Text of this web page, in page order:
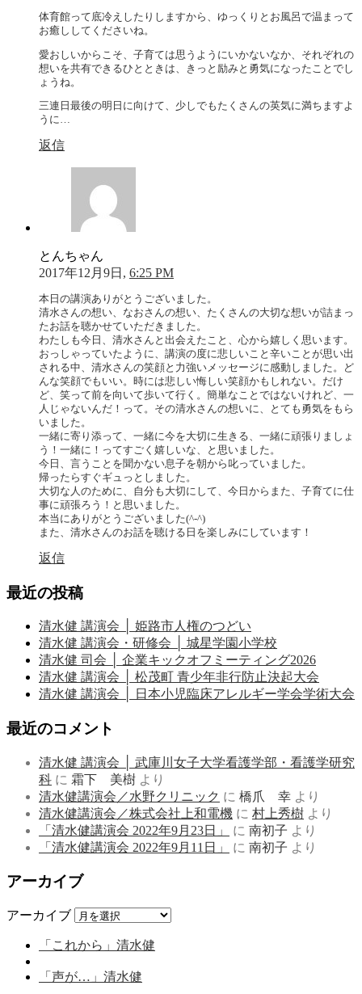
体育館って底冷えしたりしますから、ゆっくりとお風呂で温まって
お癒ししてくださいね。
愛おしいからこそ、子育ては思うようにいかないなか、それぞれの
想いを共有できるひとときは、きっと励みと勇気になったことでし
ょうね。
三連日最後の明日に向けて、少しでもたくさんの英気に満ちますよ
うに…
返信
とんちゃん
2017年12月9日, 6:25 PM
本日の講演ありがとうございました。
清水さんの想い、なおさんの想い、たくさんの大切な想いが詰まっ
たお話を聴かせていただきました。
わたしも今日、清水さんと出会えたこと、心から嬉しく思います。
おっしゃっていたように、講演の度に悲しいこと辛いことが思い出
される中、清水さんの笑顔と力強いメッセージに感動しました。ど
んな笑顔でもいい。時には悲しい悔しい笑顔かもしれない。だけ
ど、笑って前を向いて歩いて行く。簡単なことではないけれど、一
人じゃないんだ！って。その清水さんの想いに、とても勇気をもら
いました。
一緒に寄り添って、一緒に今を大切に生きる、一緒に頑張りましょ
う！一緒に！ってすごく嬉しいな、と思いました。
今日、言うことを聞かない息子を朝から叱っていました。
帰ったらすぐギュっとしました。
大切な人のために、自分も大切にして、今日からまた、子育てに仕
事に頑張ろう！と思いました。
本当にありがとうございました(^-^)
また、清水さんのお話を聴ける日を楽しみにしています！
返信
最近の投稿
清水健 講演会 │ 姫路市人権のつどい
清水健 講演会・研修会 │ 城星学園小学校
清水健 司会 │ 企業キックオフミーティング2026
清水健 講演会 │ 松茂町 青少年非行防止決起大会
清水健 講演会 │ 日本小児臨床アレルギー学会学術大会
最近のコメント
清水健 講演会 │ 武庫川女子大学看護学部・看護学研究
科 に 霜下 美樹 より
清水健講演会／水野クリニック に 橋爪 幸 より
清水健講演会／株式会社上和電機 に 村上秀樹 より
「清水健講演会 2022年9月23日」
に 南初子 より
「清水健講演会 2022年9月11日」
に 南初子 より
アーカイブ
アーカイブ
Post
navigation
Previous
「これから」清水健
toNext
「声が…」清水健